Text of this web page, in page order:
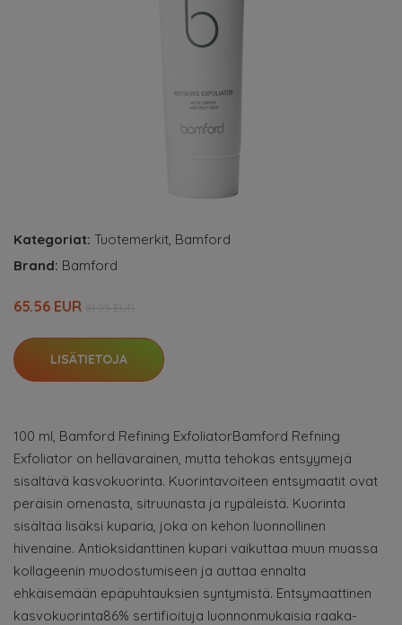
Kategoriat: Tuotemerkit, Bamford
Brand: Bamford
65.56 EUR
LISÄTIETOJA
100 ml, Bamford Refining ExfoliatorBamford Refning
Exfoliator on hellävarainen, mutta tehokas entsyymejä
sisältävä kasvokuorinta. Kuorintavoiteen entsymaatit ovat
peräisin omenasta, sitruunasta ja rypäleistä. Kuorinta
sisältää lisäksi kuparia, joka on kehon luonnollinen
hivenaine. Antioksidanttinen kupari vaikuttaa muun muassa
kollageenin muodostumiseen ja auttaa ennalta
ehkäisemään epäpuhtauksien syntymistä. Entsymaattinen
kasvokuorinta86% sertifioituja luonnonmukaisia raaka-